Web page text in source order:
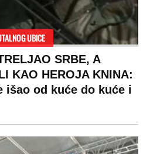
UBICE
SRBE, A
KAO HEROJA KNINA:
išao od kuće do kuće i